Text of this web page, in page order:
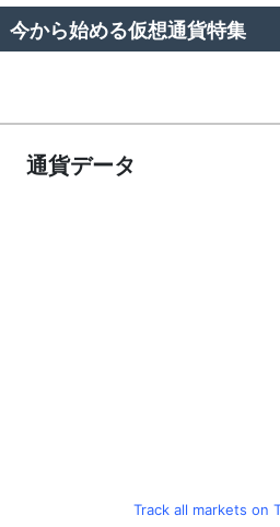
今から始める仮想通貨特集
通貨データ
Track all markets on